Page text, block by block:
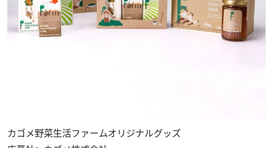
カゴメ野菜生活ファームオリジナルグッズ